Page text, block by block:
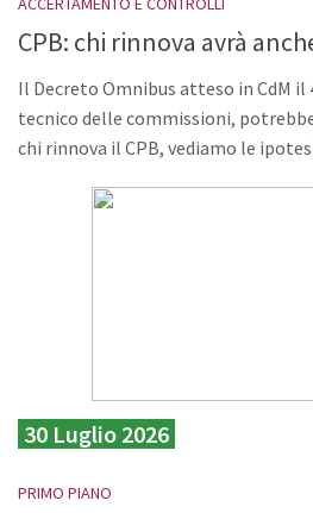
CPB: chi rinnova avrà
Il Decreto Omnibus atteso in CdM
tecnico delle commissioni,
chi rinnova il CPB, vediamo le
30 Luglio 2026
PRIMO PIANO